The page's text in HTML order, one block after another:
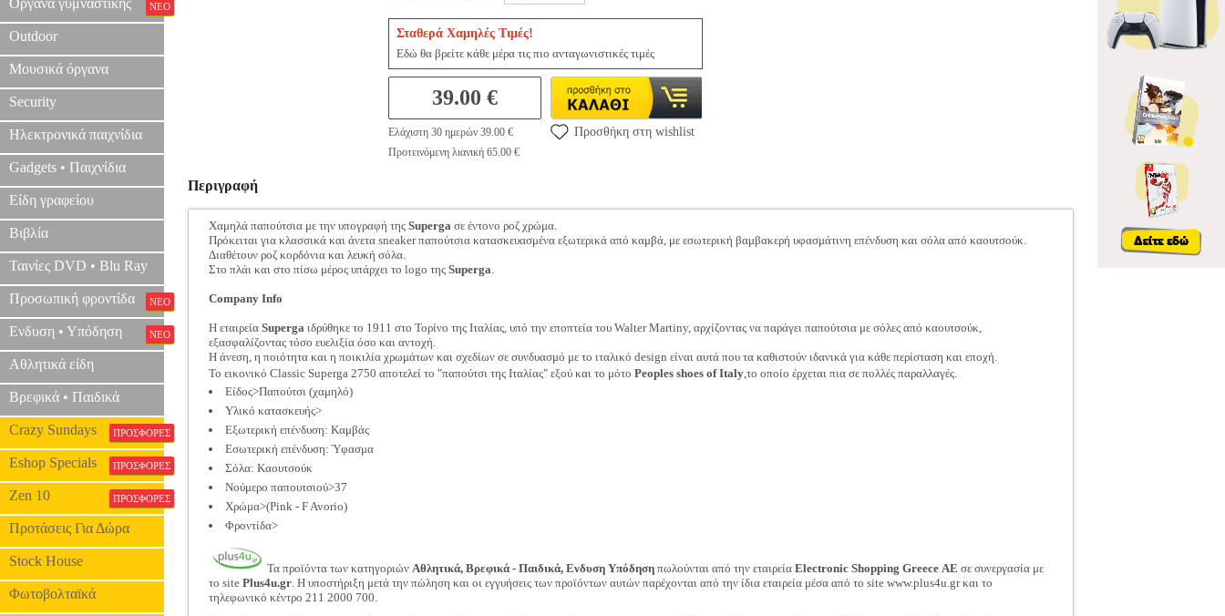
Οργανα γυμναστικής ΝΕΟ
Outdoor
Μουσικά όργανα
Security
Ηλεκτρονικά παιχνίδια
Gadgets • Παιχνίδια
Είδη γραφείου
Βιβλία
Ταινίες DVD • Blu Ray
Προσωπική φροντίδα ΝΕΟ
Ενδυση • Υπόδηση ΝΕΟ
Αθλητικά είδη
Βρεφικά • Παιδικά
Crazy Sundays ΠΡΟΣΦΟΡΕΣ
Eshop Specials ΠΡΟΣΦΟΡΕΣ
Zen 10 ΠΡΟΣΦΟΡΕΣ
Προτάσεις Για Δώρα
Stock House
Φωτοβολταϊκά
Σταθερά Χαμηλές Τιμές!
Εδώ θα βρείτε κάθε μέρα τις πιο ανταγωνιστικές τιμές
39.00 €
Ελάχιστη 30 ημερών 39.00 €
Προτεινόμενη λιανική 65.00 €
Προσθήκη στη wishlist
Περιγραφή
Χαμηλά παπούτσια με την υπογραφή της Superga σε έντονο ροζ χρώμα.
Πρόκειται για κλασσικά και άνετα sneaker παπούτσια κατασκευασμένα εξωτερικά από καμβά, με εσωτερική βαμβακερή υφασμάτινη επένδυση και σόλα από καουτσούκ.
Διαθέτουν ροζ κορδόνια και λευκή σόλα.
Στο πλάι και στο πίσω μέρος υπάρχει το logo της Superga.
Company Info
H εταιρεία Superga ιδρύθηκε το 1911 στο Τορίνο της Ιταλίας, υπό την εποπτεία του Walter Martiny, αρχίζοντας να παράγει παπούτσια με σόλες από καουτσούκ,
εξασφαλίζοντας τόσο ευελιξία όσο και αντοχή.
Η άνεση, η ποιότητα και η ποικιλία χρωμάτων και σχεδίων σε συνδυασμό με το ιταλικό design είναι αυτά που τα καθιστούν ιδανικά για κάθε περίσταση και εποχή.
To εικονικό Classic Superga 2750 αποτελεί το "παπούτσι της Ιταλίας" εξού και το μότο Peoples shoes of Italy,το οποίο έρχεται πια σε πολλές παραλλαγές.
Είδος>Παπούτσι (χαμηλό)
Υλικό κατασκευής>
Εξωτερική επένδυση: Καμβάς
Εσωτερική επένδυση: Ύφασμα
Σόλα: Καουτσούκ
Νούμερο παπουτσιού>37
Χρώμα>(Pink - F Avorio)
Φροντίδα>
Τα προϊόντα των κατηγοριών Αθλητικά, Βρεφικά - Παιδικά, Ενδυση Υπόδηση πωλούνται από την εταιρεία Electronic Shopping Greece ΑΕ σε συνεργασία με
το site Plus4u.gr. Η υποστήριξη μετά την πώληση και οι εγγυήσεις των προϊόντων αυτών παρέχονται από την ίδια εταιρεία μέσα από το site www.plus4u.gr και το
τηλεφωνικό κέντρο 211 2000 700.